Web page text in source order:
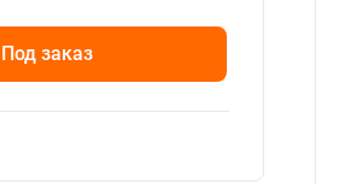
Под заказ